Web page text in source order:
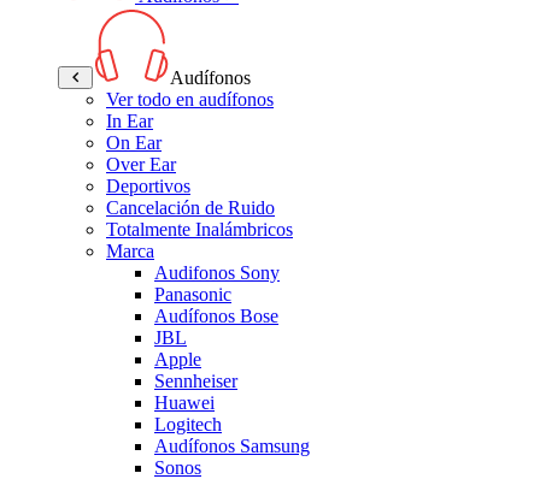
Audífonos
Ver todo en audífonos
In Ear
On Ear
Over Ear
Deportivos
Cancelación de Ruido
Totalmente Inalámbricos
Marca
Audifonos Sony
Panasonic
Audífonos Bose
JBL
Apple
Sennheiser
Huawei
Logitech
Audífonos Samsung
Sonos